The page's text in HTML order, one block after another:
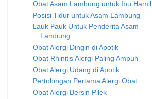
Obat Asam Lambung untuk Ibu Hamil
Posisi Tidur untuk Asam Lambung
Lauk Pauk Untuk Penderita Asam
Lambung
Obat Alergi Dingin di Apotik
Obat Rhinitis Alergi Paling Ampuh
Obat Alergi Udang di Apotik
Pertolongan Pertama Alergi Obat
Obat Alergi Bersin Pilek